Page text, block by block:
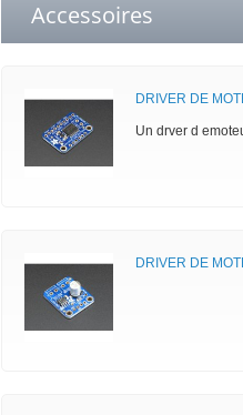
Accessoires
DRIVER DE
Un drver d
DRIVER DE